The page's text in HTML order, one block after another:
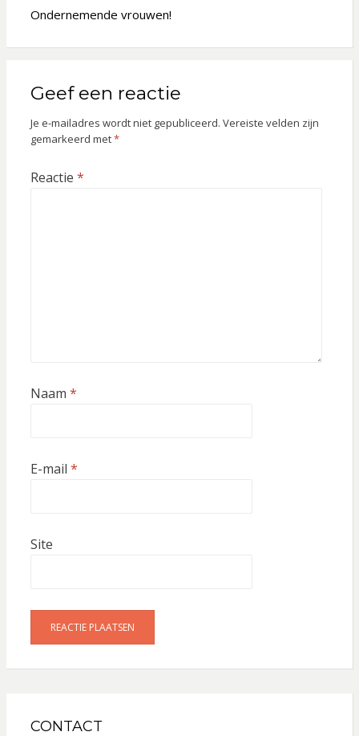
Ondernemende vrouwen!
Geef een reactie
Je e-mailadres wordt niet gepubliceerd. Vereiste velden zijn
gemarkeerd met*
Reactie *
Naam *
E-mail *
Site
CONTACT